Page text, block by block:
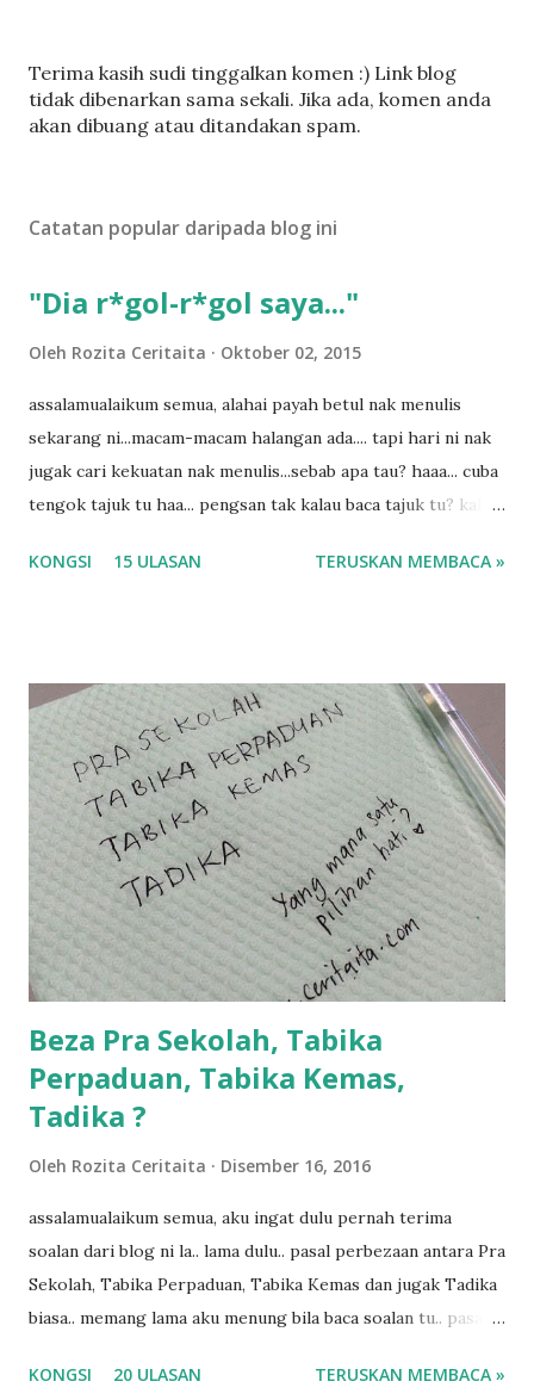
C
a
t
l
Terima kasih sudi tinggalkan komen :) Link blog
tidak dibenarkan sama sekali. Jika ada, komen anda
akan dibuang atau ditandakan spam.
Catatan popular daripada blog ini
"Dia r*gol-r*gol saya..."
Oleh Rozita Ceritaita Oktober 02, 2015
assalamualaikum semua, alahai payah betul nak menulis
sekarang ni...macam-macam halangan ada.... tapi hari ni nak
jugak cari kekuatan nak menulis...sebab apa tau? haaa... cuba
tengok tajuk tu haa... pengsan tak kalau baca tajuk tu? kalau
tau? yang sebut tu anak aku....diulangi ANAK AKU ....adoiiii
balik keja aku ajak la shah singgah Giant beli barang
sikit...dalam perjalanan dari dalam kereta tu biasalah kan
kami memang akan pimpin anak-anak jalan sampai masuk
dalam... dan kebiasanya bagi anak 4 macam kami ni bahagi-
bahagi lah siapa nak pimpin siapa... dan biasanya aku akan
dukung adik hadi sambil pimpin kakak husna... yang abg
ngah dengan abg long terserah pada shah la pulak.. tapi
kalau ikut anak-anak semua nak ummi pimpin... ajer rebeh
ba...
KONGSI 15 ULASAN TERUSKAN MEMBACA »
Beza Pra Sekolah, Tabika
Perpaduan, Tabika Kemas,
Tadika ?
Oleh Rozita Ceritaita Disember 16, 2016
assalamualaikum semua, aku ingat dulu pernah terima
soalan dari blog ni la.. lama dulu.. pasal perbezaan antara Pra
Sekolah, Tabika Perpaduan, Tabika Kemas dan jugak Tadika
biasa.. memang lama aku menung bila baca soalan tu.. pasal
ko.. masa tu aku baru je ada anak sorang dan aku hentam je
KONGSI 20 ULASAN TERUSKAN MEMBACA »